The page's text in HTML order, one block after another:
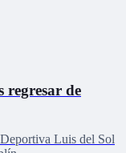
regresar de
Luis del Sol